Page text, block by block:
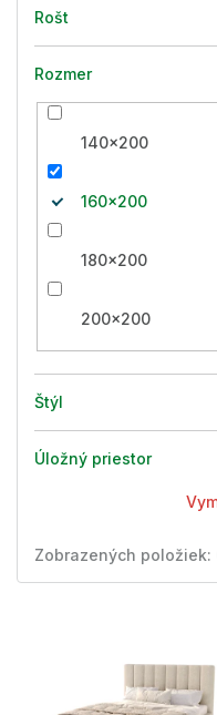
Rošt
Rozmer
140x200
160x200
180x200
200x200
Štýl
Úložný priestor
Zobrazených položiek: